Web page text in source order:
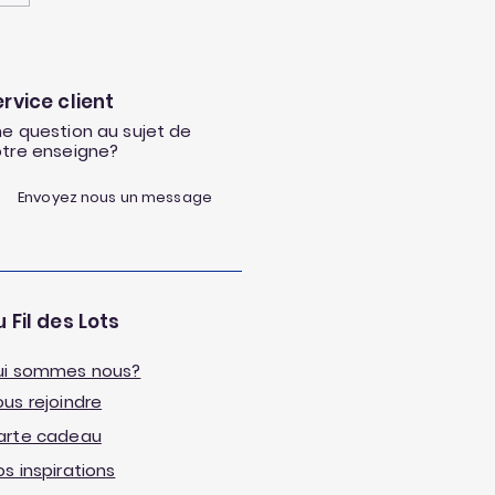
client
question au sujet de
enseigne?
Envoyez nous un message
Fil des Lots
sommes nous?
rejoindre
cadeau
inspirations